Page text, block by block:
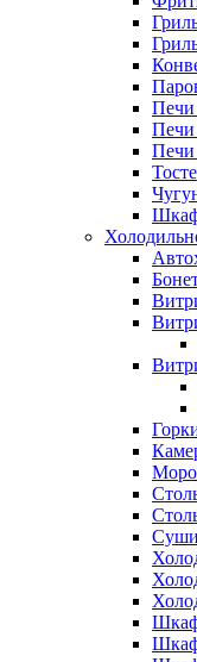
Печи
Печи
Печи
Шкаф